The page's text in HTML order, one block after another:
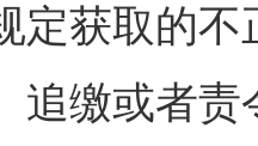
定获取的
追缴或者